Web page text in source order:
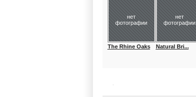
нет
фотографии
The Rhine Oaks
нет
фотографии
Natural Bri...